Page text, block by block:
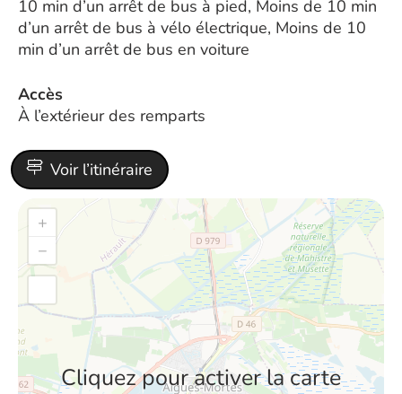
10 min d’un arrêt de bus à pied, Moins de 10 min
d’un arrêt de bus à vélo électrique, Moins de 10
min d’un arrêt de bus en voiture
Accès
À l’extérieur des remparts
Voir l’itinéraire
Cliquez pour activer la carte
+
−